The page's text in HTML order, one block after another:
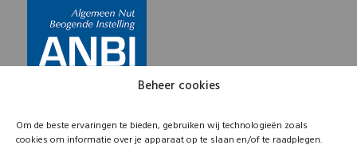
Beheer cookies
Om de beste ervaringen te bieden, gebruiken wij technologieën zoals
cookies om informatie over je apparaat op te slaan en/of te raadplegen.